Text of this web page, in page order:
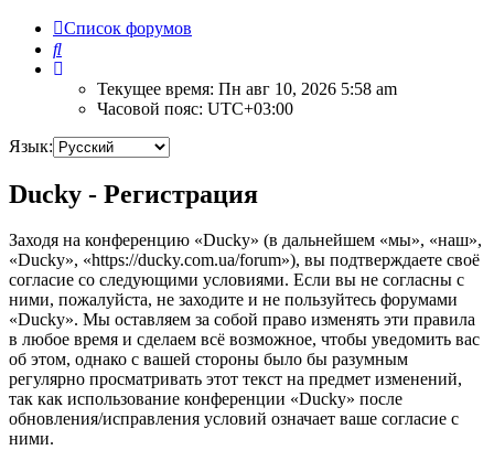
Список форумов
Поиск
Текущее время: Пн авг 10, 2026 5:58 am
Часовой пояс: UTC+03:00
Язык:
Ducky - Регистрация
Заходя на конференцию «Ducky» (в дальнейшем «мы», «наш»,
«Ducky», «https://ducky.com.ua/forum»), вы подтверждаете своё
согласие со следующими условиями. Если вы не согласны с
ними, пожалуйста, не заходите и не пользуйтесь форумами
«Ducky». Мы оставляем за собой право изменять эти правила
в любое время и сделаем всё возможное, чтобы уведомить вас
об этом, однако с вашей стороны было бы разумным
регулярно просматривать этот текст на предмет изменений,
так как использование конференции «Ducky» после
обновления/исправления условий означает ваше согласие с
ними.